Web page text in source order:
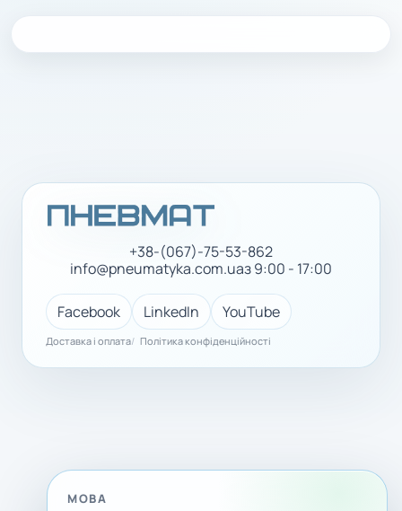
+38-(067)-75-53-862
info@pneumatyka.com.uaз 9:00 - 17:00
Facebook LinkedIn YouTube
Доставка і оплата Політика конфіденційності
МОВА